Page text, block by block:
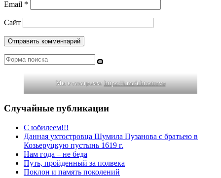
Email *
Сайт
Поиск
Мы в телеграмм:https://t.me/uhtostrovo
Случайные публикации
С юбилеем!!!
Данная ухтостровца Шумила Пузанова с братьею в
Козьеруцкую пустынь 1619 г.
Нам года – не беда
Путь, пройденный за полвека
Поклон и память поколений